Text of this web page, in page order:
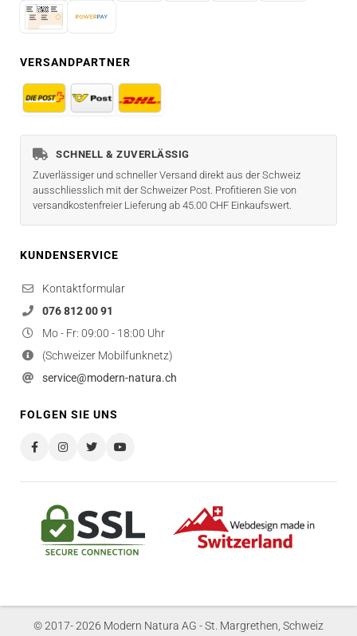
VERSANDPARTNER
SCHNELL & ZUVERLÄSSIG
Zuverlässiger und schneller Versand direkt aus der Schweiz
ausschliesslich mit der Schweizer Post. Profitieren Sie von
versandkostenfreier Lieferung ab 45.00 CHF Einkaufswert.
KUNDENSERVICE
Kontaktformular
076 812 00 91
Mo - Fr: 09:00 - 18:00 Uhr
(Schweizer Mobilfunknetz)
service@modern-natura.ch
FOLGEN SIE UNS
© 2017- 2026 Modern Natura AG - St. Margrethen, Schweiz